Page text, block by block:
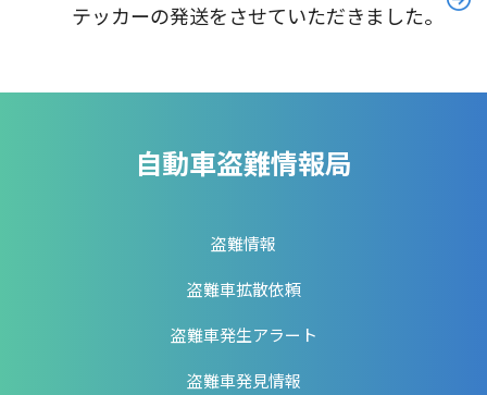
テッカーの発送をさせていただきました。
自動車盗難情報局
盗難情報
盗難車拡散依頼
盗難車発生アラート
盗難車発見情報